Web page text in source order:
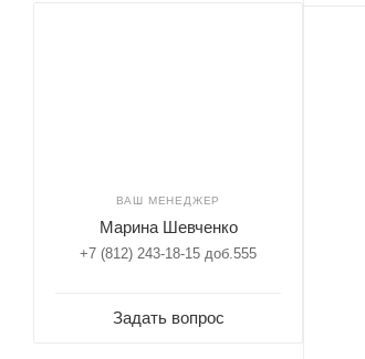
ВАШ МЕНЕДЖЕР
Марина Шевченко
+7 (812) 243-18-15 доб.555
Задать вопрос